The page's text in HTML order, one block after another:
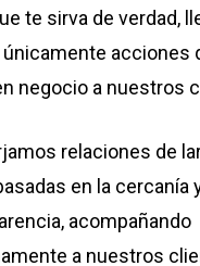
te sirva de verdad,
únicamente acciones
negocio a nuestros
relaciones de
en la cercanía
acompañando
a nuestros